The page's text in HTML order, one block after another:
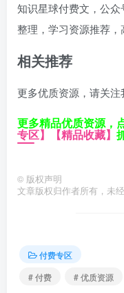
知识星球付费文，公
整理，学习资源推荐
相关推荐
更多优质资源，请关
更多精品优质资源，
专区】 【精品收藏】
© 版权声明
文章版权归作者所有，未
付费专区
# 付费
# 优质资源